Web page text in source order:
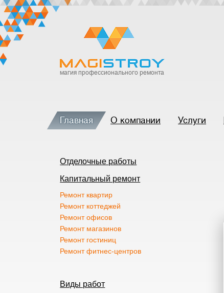
магия профессионального ремонта
Главная О компании Услуги
Отделочные работы
Капитальный ремонт
Ремонт квартир
Ремонт коттеджей
Ремонт офисов
Ремонт магазинов
Ремонт гостиниц
Ремонт фитнес-центров
Виды работ